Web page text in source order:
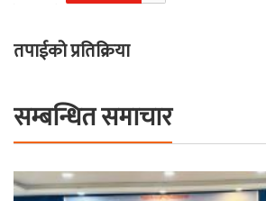
तपाईको प्रतिक्रिया
सम्बन्धित समाचार